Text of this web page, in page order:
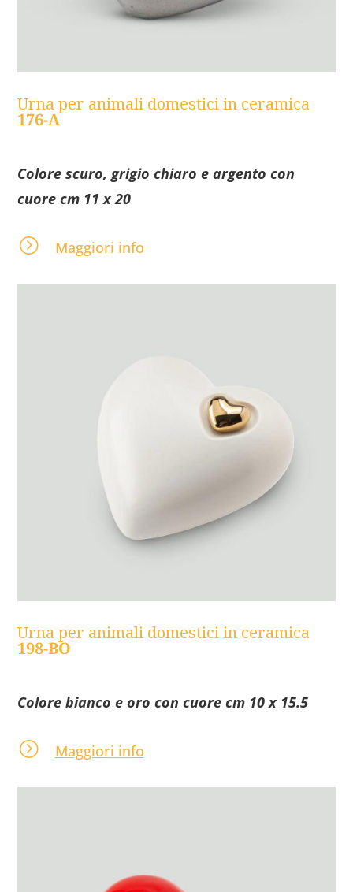
Urna per animali domestici in ceramica
176-A
Colore scuro, grigio chiaro e argento con
cuore cm 11 x 20
= Maggiori info
Urna per animali domestici in ceramica
198-BO
Colore bianco e oro con cuore cm 10 x 15.5
= Maggiori info